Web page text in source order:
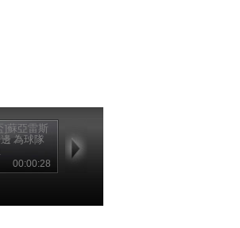
]蘇亞雷斯
為球隊
00:00:28